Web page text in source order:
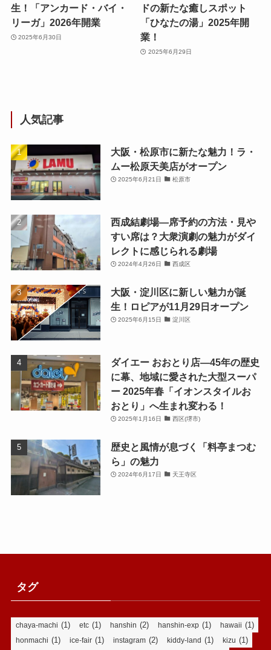
生！「アンカード・バイ・
リーガ」2026年開業
2025年6月30日
ドの新たな癒しスポット
「ひなたの湯」2025年開
業！
2025年6月29日
人気記事
大阪・松原市に新たな魅力！ラ・
ムー松原天美店がオープン
2025年6月21日 松原市
西成結劇場—席予約の方法・見や
すい席は？大衆演劇の魅力がダイ
レクトに感じられる劇場
2024年4月26日 西成区
大阪・淀川区に新しい魅力が誕
生！ロピアが11月29日オープン
2025年6月15日 淀川区
ダイエー おおとり店—45年の歴史
に幕、地域に愛された大型スーパ
ー 2025年春「イオンスタイルお
おとり」へ生まれ変わる！
2025年1月16日 西区(堺市)
歴史と風情が息づく「料亭まつむ
ら」の魅力
2024年6月17日 天王寺区
タグ
chaya-machi (1) etc (1) hanshin (2) hanshin-exp (1) hawaii (1)
honmachi (1) ice-fair (1) instagram (2) kiddy-land (1) kizu (1)